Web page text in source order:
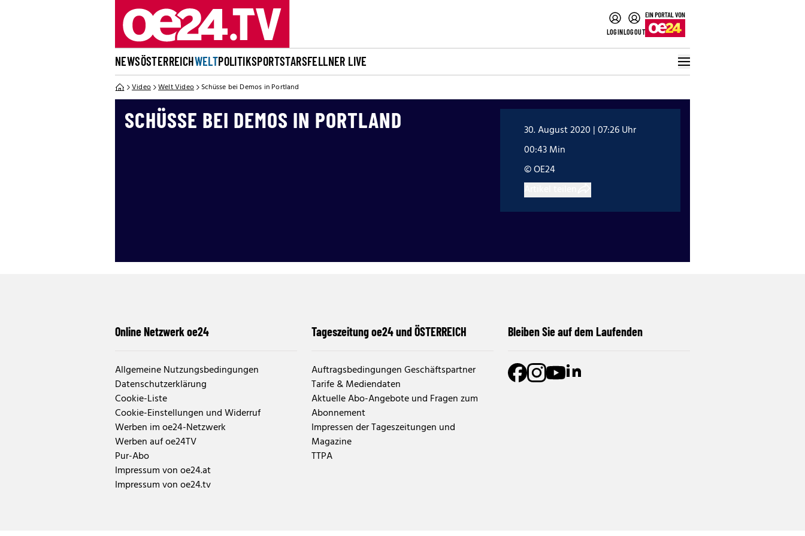
LOGINLOGOUT
NEWSÖSTERREICHWELTPOLITIKSPORTSTARSFELLNER LIVE
Video Welt Video Schüsse bei Demos in Portland
SCHÜSSE BEI DEMOS IN PORTLAND
30. August 2020 | 07:26 Uhr
00:43 Min
© OE24
Online Netzwerk oe24
Allgemeine Nutzungsbedingungen
Datenschutzerklärung
Cookie-Liste
Cookie-Einstellungen und Widerruf
Werben im oe24-Netzwerk
Werben auf oe24TV
Pur-Abo
Impressum von oe24.at
Impressum von oe24.tv
Tageszeitung oe24 und ÖSTERREICH
Auftragsbedingungen Geschäftspartner
Tarife & Mediendaten
Aktuelle Abo-Angebote und Fragen zum
Abonnement
Impressen der Tageszeitungen und
Magazine
TTPA
Bleiben Sie auf dem Laufenden